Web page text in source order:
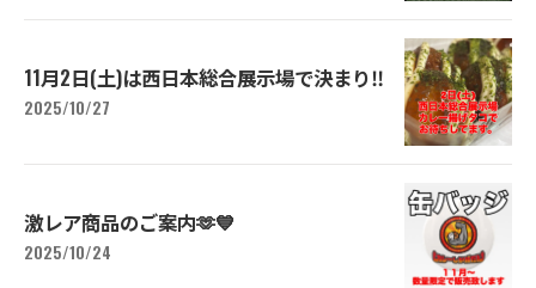
11月2日(土)は西日本総合展示場で決まり‼️
2025/10/27
激レア商品のご案内🫶💙
2025/10/24